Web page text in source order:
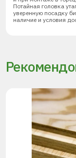
Потайная головка
уверенную посадку
наличие и условия